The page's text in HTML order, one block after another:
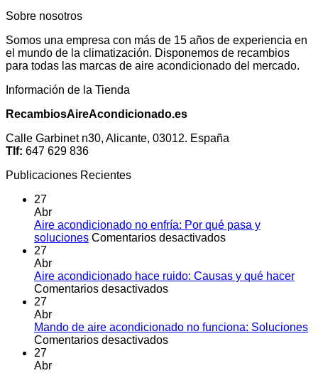
Sobre nosotros
Somos una empresa con más de 15 años de experiencia en
el mundo de la climatización. Disponemos de recambios
para todas las marcas de aire acondicionado del mercado.
Información de la Tienda
RecambiosAireAcondicionado.es
Calle Garbinet n30, Alicante, 03012. España
Tlf: 647 629 836
Publicaciones Recientes
27
Abr
Aire acondicionado no enfría: Por qué pasa y
soluciones Comentarios desactivadosen
no
pasa
27
Abr
Aire acondicionado hace ruido: Causas y qué hacer
Comentarios desactivadosen
hace
ruido:
27
Abr
Mando de aire acondicionado no funciona: Soluciones
Comentarios desactivadosen
27
Abr